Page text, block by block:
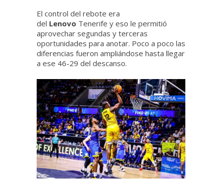
El control del rebote era
del Lenovo Tenerife y eso le permitió
aprovechar segundas y terceras
oportunidades para anotar. Poco a poco las
diferencias fueron ampliándose hasta llegar
a ese 46-29 del descanso.